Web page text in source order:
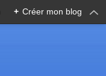
+ Créer mon blog